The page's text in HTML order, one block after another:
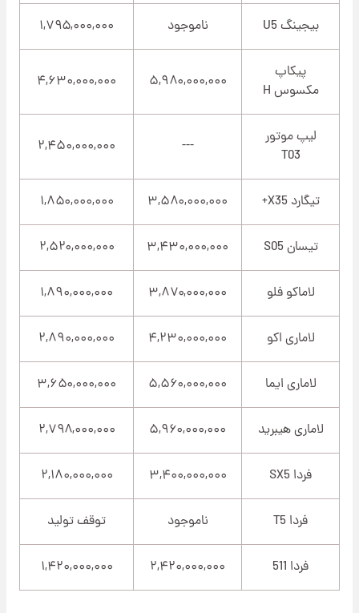
بیجینگ U5 ناموجود ۱,۷۹۵,۰۰۰,۰۰۰
پیکاپ
مکسوس H
۵,۹۸۰,۰۰۰,۰۰۰ ۴,۶۳۰,۰۰۰,۰۰۰
لیپ موتور
T03
--- ۲,۴۵۰,۰۰۰,۰۰۰
تیگارد X35+ ۳,۵۸۰,۰۰۰,۰۰۰ ۱,۸۵۰,۰۰۰,۰۰۰
تیسان S05 ۳,۴۳۰,۰۰۰,۰۰۰ ۲,۵۲۰,۰۰۰,۰۰۰
لاماکو فلو ۳,۸۷۰,۰۰۰,۰۰۰ ۱,۸۹۰,۰۰۰,۰۰۰
لاماری اکو ۴,۲۳۰,۰۰۰,۰۰۰ ۲,۸۹۰,۰۰۰,۰۰۰
لاماری ایما ۵,۵۶۰,۰۰۰,۰۰۰ ۳,۶۵۰,۰۰۰,۰۰۰
لاماری هیبرید ۵,۹۶۰,۰۰۰,۰۰۰ ۲,۷۹۸,۰۰۰,۰۰۰
فردا SX5 ۳,۴۰۰,۰۰۰,۰۰۰ ۲,۱۸۰,۰۰۰,۰۰۰
فردا T5 ناموجود توقف تولید
فردا 511 ۲,۴۲۰,۰۰۰,۰۰۰ ۱,۴۲۰,۰۰۰,۰۰۰